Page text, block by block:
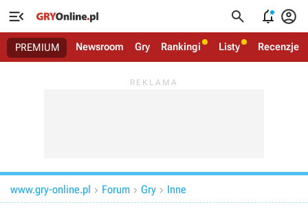
   
PREMIUM Newsroom Gry Rankingi Listy Recenzje
www.gry-online.pl  Forum  Gry  Inne